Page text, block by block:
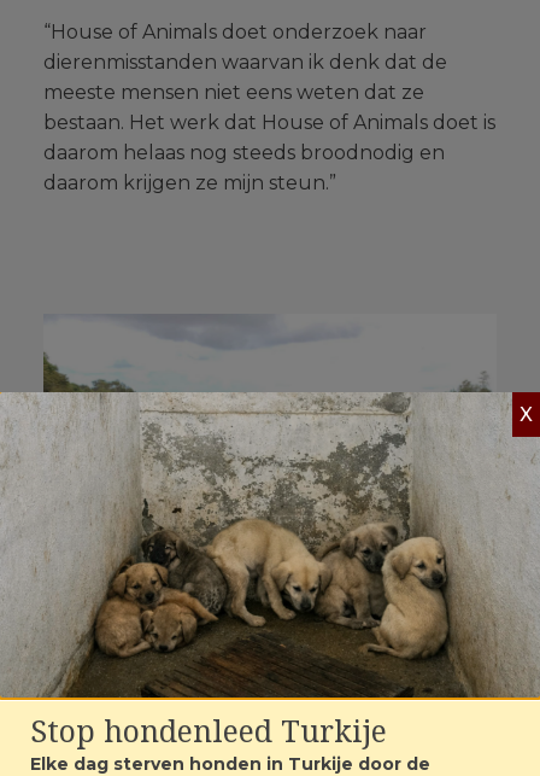
“House of Animals doet onderzoek naar
dierenmisstanden waarvan ik denk dat de
meeste mensen niet eens weten dat ze
bestaan. Het werk dat House of Animals doet is
daarom helaas nog steeds broodnodig en
daarom krijgen ze mijn steun.”
Stop hondenleed Turkije
Elke dag sterven honden in Turkije door de
X